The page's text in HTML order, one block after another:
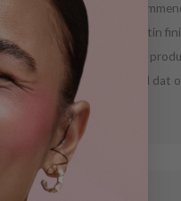
enkele momenten al
daadwerkelijk een satin
Na meer dan 6 soorten
have voor een vette huid dat